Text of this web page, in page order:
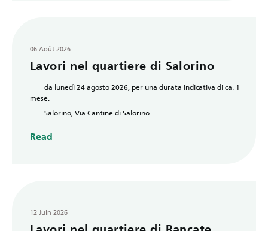
06 Août 2026
Lavori nel quartiere di Salorino
da lunedì 24 agosto 2026, per una durata indicativa di ca. 1
mese.
Salorino, Via Cantine di Salorino
Read
12 Juin 2026